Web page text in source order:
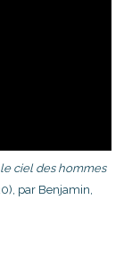
ciel des hommes
par Benjamin,